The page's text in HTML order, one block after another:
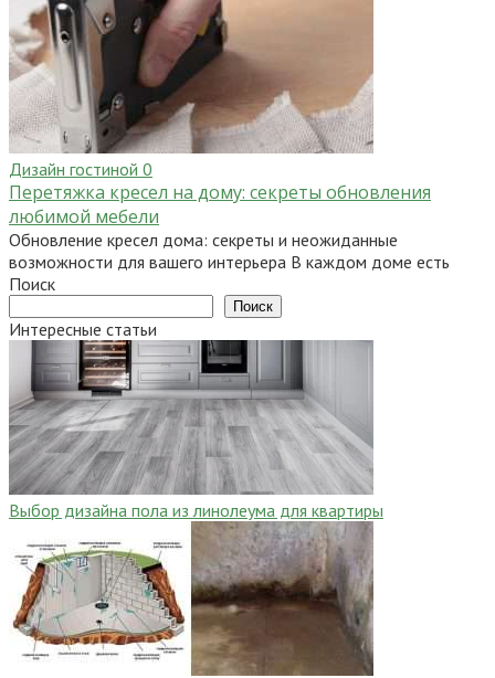
Дизайн гостиной 0
Перетяжка кресел на дому: секреты обновления
любимой мебели
Обновление кресел дома: секреты и неожиданные
возможности для вашего интерьера В каждом доме есть
Поиск
Поиск
Интересные статьи
Выбор дизайна пола из линолеума для квартиры